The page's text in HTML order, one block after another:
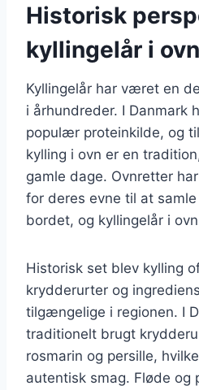
Historisk
kyllingelår i ovn
Kyllingelår har været en
i århundreder. I Danmark
populær proteinkilde, og
kylling i ovn er en
gamle dage. Ovnretter
for deres evne til at
bordet, og kyllingelår i
Historisk set blev kylling
krydderurter og
tilgængelige i regionen. I
traditionelt brugt
rosmarin og persille,
autentisk smag. Fløde og